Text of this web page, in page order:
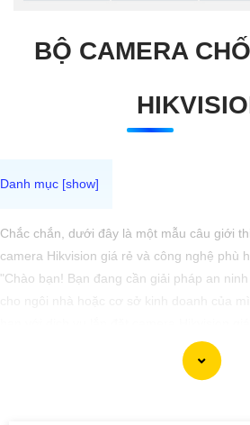
BỘ CAMERA
Chắc chắn, dưới đây là một mẫu câu giới
camera Hikvision giá rẻ và công nghệ phù
"Chào bạn! Bạn đang cần giải pháp an
hàng đầu và hiệu suất ổn định. Với chúng
về an ninh mà không cần lo lắng về giá cả.